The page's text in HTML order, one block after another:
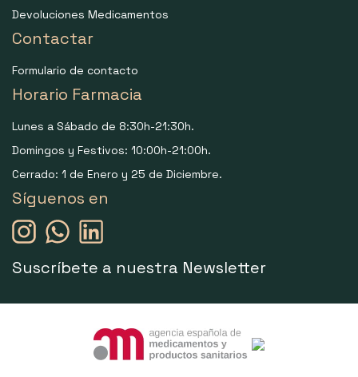
Devoluciones Medicamentos
Contactar
Formulario de contacto
Horario Farmacia
Lunes a Sábado de 8:30h-21:30h.
Domingos y Festivos: 10:00h-21:00h.
Cerrado: 1 de Enero y 25 de Diciembre.
Síguenos en
Suscríbete a nuestra Newsletter